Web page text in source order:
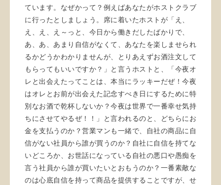
ています。なぜかって？例えばあなたがホストクラブ
に行ったとしましょう。席に着いたホストが「え、
え、え、え～っと、今日から働きだしたばかりで、
あ、あ、あまり自信がなくて、あなたを楽しませられ
るかどうかわかりませんが、とりあえずお酒注文して
もらってもいいですか？」と言うホストと、「今夜オ
レと出会えたってことは、本当にラッキーだぜ！今夜
はオレとお前が出会えた記念すべき日にするために特
別なお酒で乾杯しないか？今夜は世界で一番幸せ気持
ちにさせてやるぜ！！」と言われるのと、どちらにお
金を支払うのか？営業マンも一緒で、自社の商品に自
信がない社員から誰が買うのか？自社に自信を持てな
いどころか、お世話になっている自社の悪口や愚痴を
言う社員から誰が買いたいとおもうのか？一番素敵な
のは心底自信を持って商品を提供することですが、せ